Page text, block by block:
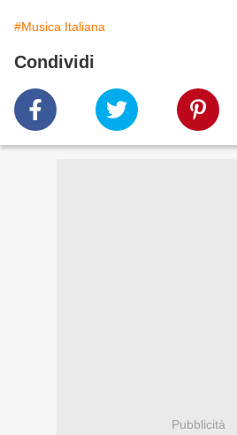
#Musica Italiana
Condividi
Pubblicità